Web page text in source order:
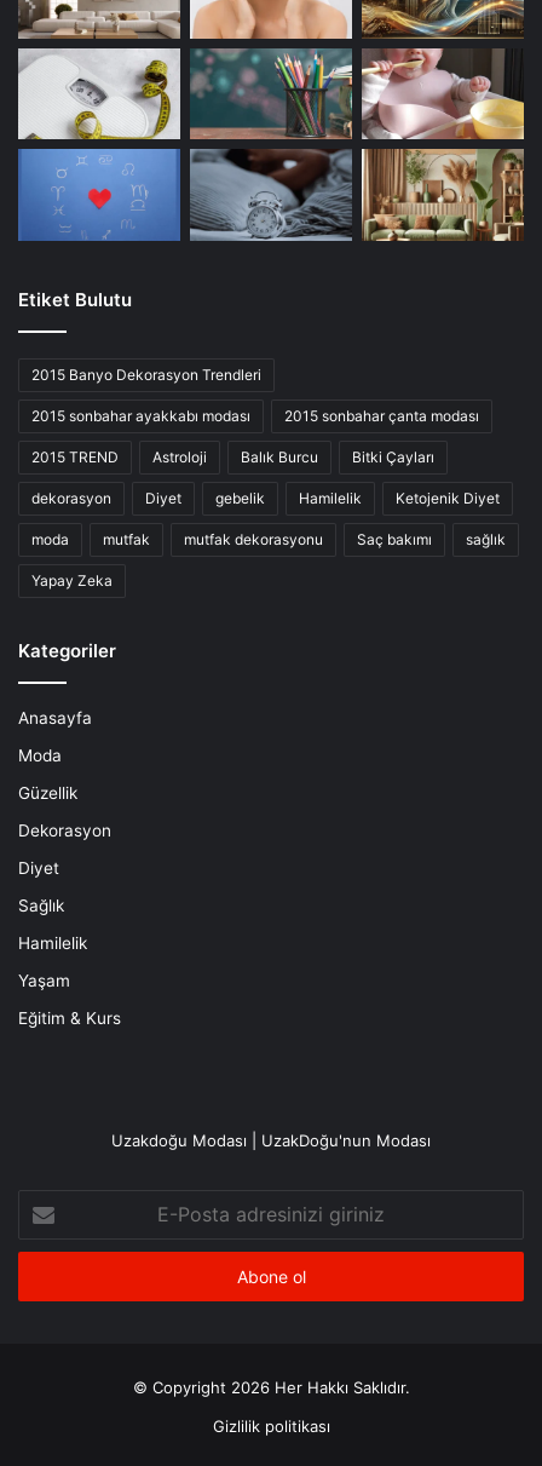
Etiket Bulutu
2015 Banyo Dekorasyon Trendleri
2015 sonbahar ayakkabı modası 2015 sonbahar çanta modası
2015 TREND Astroloji Balık Burcu Bitki Çayları
dekorasyon Diyet gebelik Hamilelik Ketojenik Diyet
moda mutfak mutfak dekorasyonu Saç bakımı sağlık
Yapay Zeka
Kategoriler
Anasayfa
Moda
Güzellik
Dekorasyon
Diyet
Sağlık
Hamilelik
Yaşam
Eğitim & Kurs
Uzakdoğu Modası | UzakDoğu'nun Modası
Posta
adresinizi
© Copyright 2026 Her Hakkı Saklıdır.
Gizlilik politikası